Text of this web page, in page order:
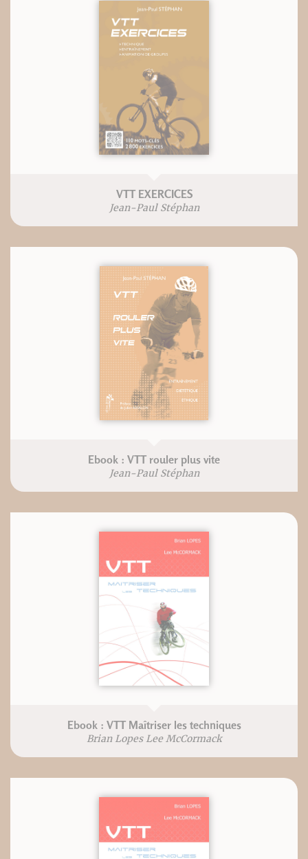
VTT EXERCICES
Jean-Paul Stéphan
Ebook : VTT rouler plus vite
Jean-Paul Stéphan
Ebook : VTT Maîtriser les techniques
Brian Lopes Lee McCormack